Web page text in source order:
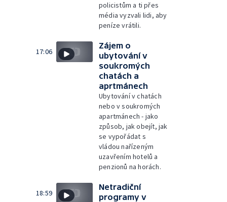
policistům a ti přes
média vyzvali lidi, aby
peníze vrátili.
17:06
Zájem o
ubytování v
soukromých
chatách a
aprtmánech
Ubytování v chatách
nebo v soukromých
apartmánech - jako
způsob, jak obejít, jak
se vypořádat s
vládou nařízeným
uzavřením hotelů a
penzionů na horách.
18:59
Netradiční
programy v